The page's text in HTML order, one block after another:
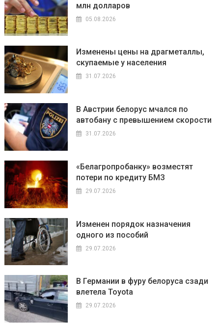
млн долларов
05.08.2026
Изменены цены на драгметаллы,
скупаемые у населения
31.07.2026
В Австрии белорус мчался по
автобану с превышением скорости
31.07.2026
«Белагропробанку» возместят
потери по кредиту БМЗ
29.07.2026
Изменен порядок назначения
одного из пособий
29.07.2026
В Германии в фуру белоруса сзади
влетела Toyota
29.07.2026